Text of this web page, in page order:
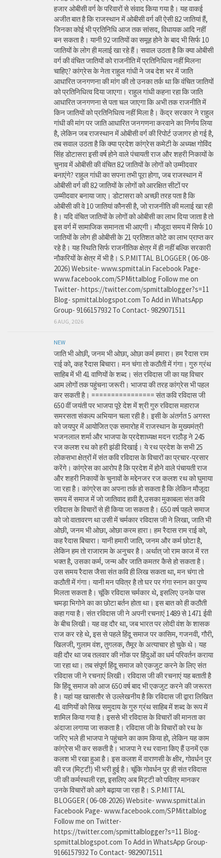
हजार ओबीसी वर्ग के परिवारों से संवाद किया गया है। यह वाकई
अजीत बात है कि राजस्थान में ओबीसी वर्ग की ऐसी 82 जातियां हैं,
जिनका कोई भी प्रतिनिधि आज तक सांसद, विधायक आदि नहीं
बन सकता है। यानी 92 जातियों का समूह होने के बाद भी सिर्फ 10
जातियों के लोग ही मलाई खा रहे हैं। सवाल उठता है कि क्या ओबीसी
वर्ग की वंचित जातियों को राजनीति में प्रतिनिधित्व नहीं मिलना
चाहिए? कांग्रेस के नेता राहुल गांधी ने जब देश भर में जाति
आधारित जनगणना की मांग की तो उनका तर्क था कि वंचित जातियों
को प्रतिनिधित्व दिया जाएगा। राहुल गांधी कहना रहा कि जाति
आधारित जनगणना से पता चल जाएगा कि अभी तक राजनीति में
किन जातियों को प्रतिनिधित्व नहीं मिला है। केंद्र सरकार ने राहुल
गांधी की मांग पर जाति आधारित जनगणना करवाने का निर्णय लिया
है, लेकिन जब राजस्थान में ओबीसी वर्ग की रिपोर्ट उजागर हो गई है,
तब सवाल उठता है कि क्या प्रदेश कांग्रेस कमेटी के अध्यक्ष गोविंद
सिंह डोटासरा इसी वर्ष होने वाले पंचायती राज और शहरी निकायों के
चुनाव में ओबीसी की वंचित 82 जातियों के लोगों को उम्मीदवार
बनाएंगे? राहुल गांधी का सपना तभी पूरा होगा, जब राजस्थान में
ओबीसी वर्ग की 82 जातियों के लोगों को आरक्षित सीटों पर
उम्मीदवार बनाया जाए। डोटासरा को अच्छी तरह पता है कि
ओबीसी की वे 10 जातियां कौनसी है, जो राजनीति की मलाई खा रही
है। यदि वंचित जातियों के लोगों को ओबीसी का लाभ दिया जाता है तो
इस वर्ग में सामाजिक समानता भी आएगी। मौजूदा समय में सिर्फ 10
जातियों के लोग ही ओबीसी के 21 प्रतिशत कोटे का लाभ प्राप्त कर
रहे है। यह स्थिति सिर्फ राजनीतिक क्षेत्र में ही नहीं बल्कि सरकारी
नौकरियों के क्षेत्र में भी है। S.P.MITTAL BLOGGER ( 06-08-
2026) Website- www.spmittal.in Facebook Page-
www.facebook.com/SPMittalblog Follow me on
Twitter- https://twitter.com/spmittalblogger?s=11
Blog- spmittal.blogspot.com To Add in WhatsApp
Group- 9166157932 To Contact- 9829071511
6 AUG, 2026
NEW
जाति भी ओछी, जनम भी ओछा, ओछा कर्म हमारा। हम रैदास राम
राई को, कह रैदास बिचारा। मन चंगा तो कठौती में गंगा। गुरु ग्रंथ
साहिब में भी 41 वाणियों के शब्द। संत रविदास जी का यह विचार
आम लोगों तक पहुंचना जरूरी। भाजपा की तरह कांग्रेस भी पहल
कर सकती है। ================ संत कवि रविदास जी
650 वीं जयंती पर भाजपा पूरे देश में श्री गुरु रविदास महाराज
समरसता संकल्प अभियान चला रही है। इसी के अंतर्गत 5 अगस्त
को जयपुर में आयोजित एक समारोह में राजस्थान के मुख्यमंत्री
भजनलाल शर्मा और भाजपा के प्रदेशाध्यक्ष मदन राठौड़ ने 245
रज कलश रथ को हरी झंडी दिखाई। ये रथ प्रदेश के सभी 25
लोकसभा क्षेत्रों में संत कवि रविदास के विचारों का प्रचार-प्रसार
करेंगे। कांग्रेस का आरोप है कि प्रदेश में होने वाले पंचायती राज
और शहरी निकायों के चुनावों के मद्देनजर रज कलश रथ को घुमाया
जा रहा है। कांग्रेस का अपना तर्क हो सकता है कि लेकिन मौजूदा
समय में समाज में जो जातिवाद हावी है,उसका मुकाबला संत कवि
रविदास के विचारों से ही किया जा सकता है। 650 वर्ष पहले समाज
को जो वातावरण था उसी में चर्मकार रविदास जी ने लिखा, जाति भी
ओछी, जनम भी ओछा, ओछा करम हारा। हम रैदास राम राई को,
कह रैदास बिचारा। यानी हमारी जाति, जनम और कर्म छोटा है,
लेकिन हम तो राजाराम के अनुचर है। अर्थात् जो राम काज में रत
भक्त है, उसका कर्म, जन्म और जाति कमतर कैसे हो सकता है।
उस समय रैदास जैसा संत कवि ही लिख सकता था, मन चंगा तो
कठौती में गंगा। यानी मन पवित्र है तो घर पर गंगा स्नान का पुण्य
मिलता सकता है। चूंकि रविदास चर्मकार थे, इसलिए उनके पास
चमड़ा भिगोने का का छोटा बर्तन होता था। इस बात को ही कठौती
कहा गया है। संत रविदास जी ने अपनी रचनाएं 1489 से 1471 ईवी
के बीच लिखी। यह वह दौर था, जब भारत पर लोदी वंश के शासक
राज कर रहे थे, इस से पहले हिंदू समाज पर कासिम, गजनवी, गौरी,
खिलजी, गुलाम वंश, तुगलक, तैमूर के अत्याचार हो चुके थे। यह
वही दौर था जब तलवार की नोंक पर हिंदुओं का धर्म परिवर्तन कराया
जा रहा था। तब संपूर्ण हिंदू समाज को एकजुट करने के लिए संत
रविदास जी ने रचनाएं लिखी। रविदास जी की रचनाएं यह बताती है
कि हिंदू समाज को आज 650 वर्ष बाद भी एकजुट करने की जरूरत
है। यहां यह खासतौर से उल्लेखनीय है कि रविदास जी द्वारा लिखित
41 वाणियोंं को सिख समुदाय के गुरु ग्रंथ साहिब में शब्द के रूप में
शामिल किया गया है। इससे भी रविदास के विचारों की मानता का
अंदाजा लगाया जा सकता है। रविदास जी के विचारों को रथ के
जरिए भले ही भाजपा ने पहुंचाने का काम किया हो, लेकिन यह काम
कांग्रेस भी कर सकती है। भाजपा ने रथ रवाना किए हैं उनमें एक
कलश भी रखा हुआ है। इस कलश में वाराणसी के क्षीर, गोवर्धन पुर
की रज (मिट्टी) भी भरी हुई है। चूंकि गोवर्धन पुर ही संत रविदास
जी की कर्मस्थली रहा, इसलिए अब मिट्टी को पवित्र मानकर
उनके विचारों को आगे बढ़ाया जा रहा है। S.P.MITTAL
BLOGGER ( 06-08-2026) Website- www.spmittal.in
Facebook Page- www.facebook.com/SPMittalblog
Follow me on Twitter-
https://twitter.com/spmittalblogger?s=11 Blog-
spmittal.blogspot.com To Add in WhatsApp Group-
9166157932 To Contact- 9829071511